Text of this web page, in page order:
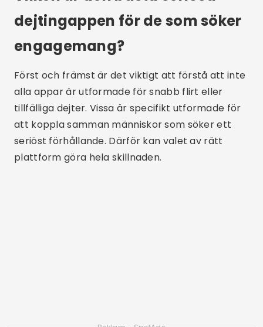
dejtingappen för de som söker
engagemang?
Först och främst är det viktigt att förstå att inte
alla appar är utformade för snabb flirt eller
tillfälliga dejter. Vissa är specifikt utformade för
att koppla samman människor som söker ett
seriöst förhållande. Därför kan valet av rätt
plattform göra hela skillnaden.